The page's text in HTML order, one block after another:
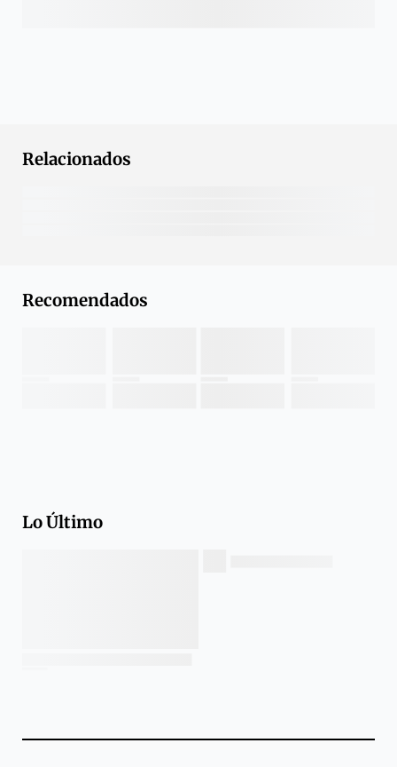
Relacionados
Recomendados
Lo Último